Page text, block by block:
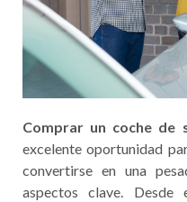
Comprar un coche de
excelente oportunidad
convertirse en una
aspectos clave.